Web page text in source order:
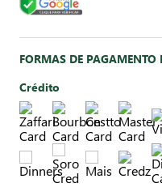
FORMAS DE PAGAMENTO
Crédito